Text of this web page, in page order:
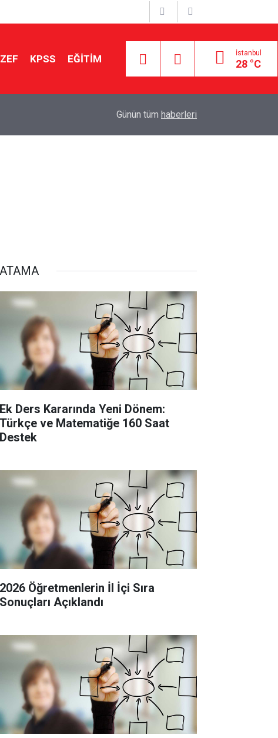
KPSS EĞİTİM İstanbul
28 °C
Yönlendiriyor?
Günün tüm haberleri
ATAMA
Ek Ders Kararında Yeni Dönem:
Türkçe ve Matematiğe 160 Saat
Destek
2026 Öğretmenlerin İl İçi Sıra
Sonuçları Açıklandı